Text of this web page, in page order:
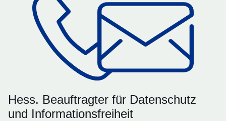
Hess. Beauftragter für Datenschutz
und Informationsfreiheit